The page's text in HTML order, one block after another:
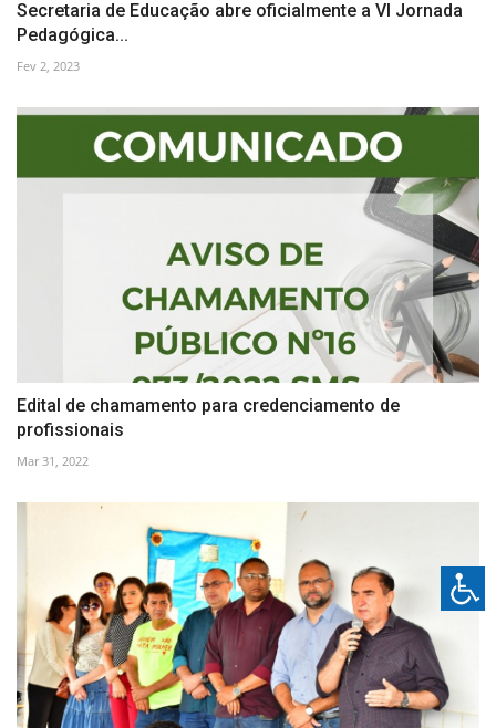
Secretaria de Educação abre oficialmente a VI Jornada
Pedagógica...
Fev 2, 2023
Edital de chamamento para credenciamento de
profissionais
Mar 31, 2022